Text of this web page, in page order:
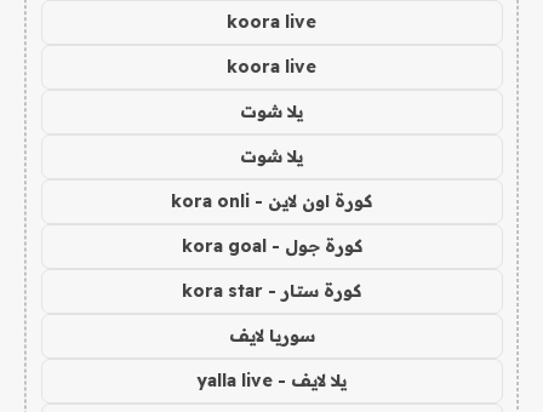
koora live
koora live
يلا شوت
يلا شوت
كورة اون لاين - kora onli
كورة جول - kora goal
كورة ستار - kora star
سوريا لايف
يلا لايف - yalla live